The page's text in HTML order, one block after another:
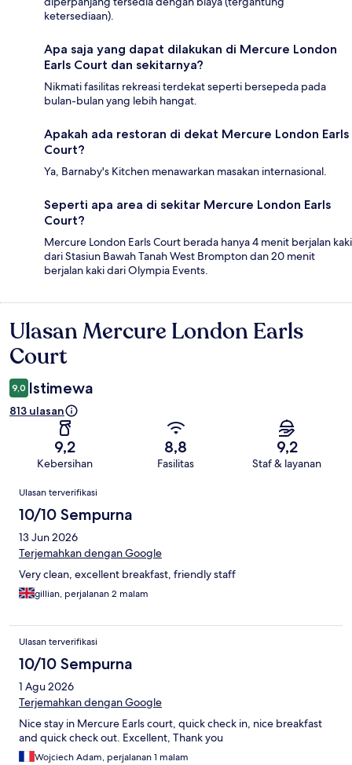
ketersediaan).
Apa saja yang dapat dilakukan di Mercure London
Earls Court dan sekitarnya?
Nikmati fasilitas rekreasi terdekat seperti bersepeda pada
bulan-bulan yang lebih hangat.
Apakah ada restoran di dekat Mercure London Earls
Court?
Ya, Barnaby's Kitchen menawarkan masakan internasional.
Seperti apa area di sekitar Mercure London Earls
Court?
Mercure London Earls Court berada hanya 4 menit berjalan kaki
dari Stasiun Bawah Tanah West Brompton dan 20 menit
berjalan kaki dari Olympia Events.
Ulasan
Ulasan Mercure London Earls
Court
9,0 Istimewa
813 ulasan
9,2
Kebersihan
8,8
Fasilitas
9,2
Staf & layanan
Ulasan
Ulasan terverifikasi
10/10 Sempurna
13 Jun 2026
Terjemahkan dengan Google
Very clean, excellent breakfast, friendly staff
gillian, perjalanan 2 malam
Ulasan terverifikasi
10/10 Sempurna
1 Agu 2026
Terjemahkan dengan Google
Nice stay in Mercure Earls court, quick check in, nice breakfast
and quick check out. Excellent, Thank you
Wojciech Adam, perjalanan 1 malam